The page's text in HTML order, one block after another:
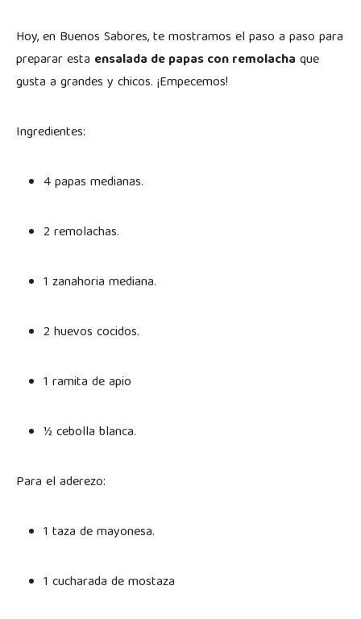
Hoy, en Buenos Sabores, te mostramos el paso a paso para
preparar esta ensalada de papas con remolacha que
gusta a grandes y chicos. ¡Empecemos!
Ingredientes:
4 papas medianas.
2 remolachas.
1 zanahoria mediana.
2 huevos cocidos.
1 ramita de apio
½ cebolla blanca.
Para el aderezo:
1 taza de mayonesa.
1 cucharada de mostaza